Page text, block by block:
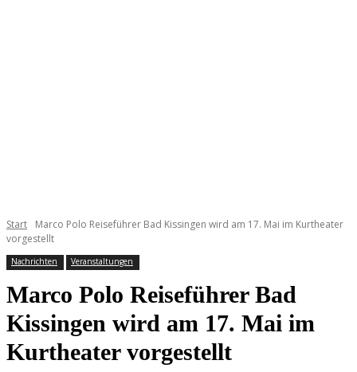
Start
Marco Polo Reiseführer Bad Kissingen wird am 17. Mai im Kurtheater
vorgestellt
Nachrichten Veranstaltungen
Marco Polo Reiseführer Bad
Kissingen wird am 17. Mai im
Kurtheater vorgestellt